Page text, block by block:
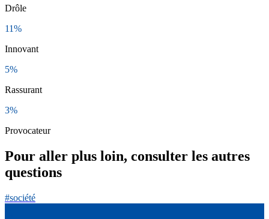
Drôle
11%
Innovant
5%
Rassurant
3%
Provocateur
Pour aller plus loin, consulter les autres
questions
#société